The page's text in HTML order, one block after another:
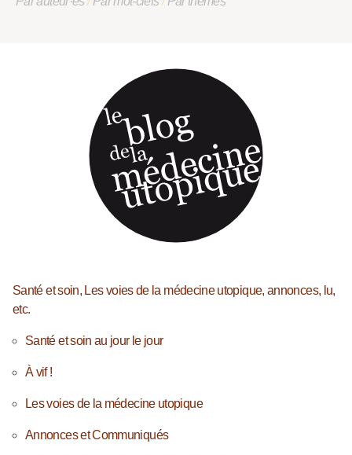
Santé et soin, Les voies de la médecine utopique, annonces, lu,
etc.
Santé et soin au jour le jour
À vif !
Les voies de la médecine utopique
Annonces et Communiqués